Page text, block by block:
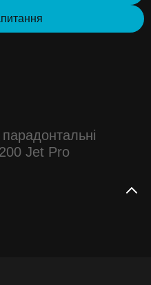
Jet Pro